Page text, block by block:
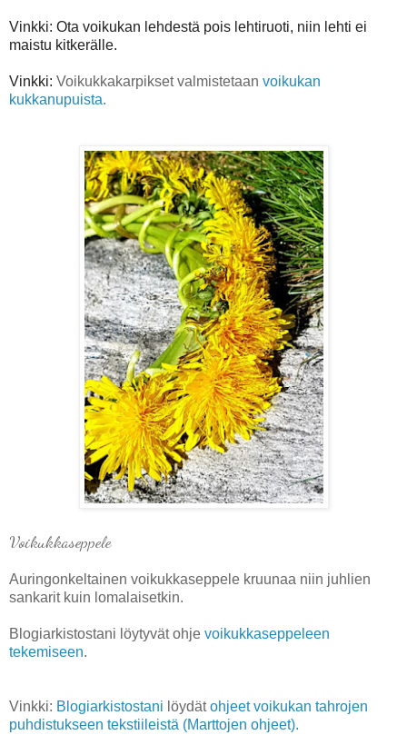
Vinkki: Ota voikukan lehdestä pois lehtiruoti, niin lehti ei
maistu kitkerälle.
Vinkki: Voikukkakarpikset valmistetaan voikukan
kukkanupuista.
Voikukkaseppele
Auringonkeltainen voikukkaseppele kruunaa niin juhlien
sankarit kuin lomalaisetkin.
Blogiarkistostani löytyvät ohje voikukkaseppeleen
tekemiseen.
Vinkki: Blogiarkistostani löydätohjeet voikukan tahrojen
puhdistukseen tekstiileistä (Marttojen ohjeet).